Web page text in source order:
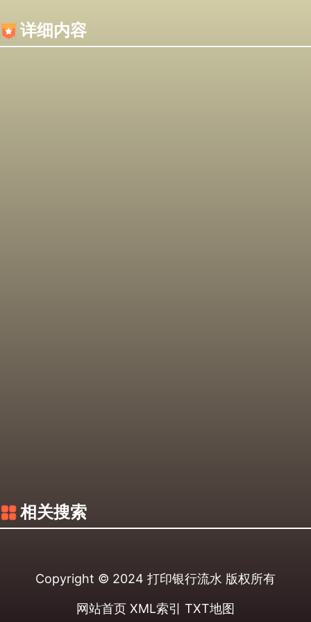
详细内容
相关搜索
Copyright © 2024 打印银行流水 版权所有
网站首页 XML索引 TXT地图